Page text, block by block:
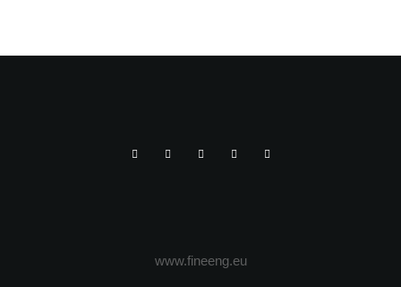
www.fineeng.eu